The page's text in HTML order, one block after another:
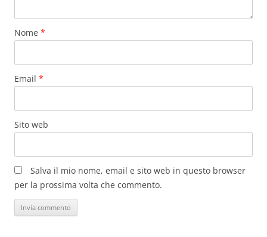
Nome *
Email *
Sito web
Salva il mio nome, email e sito web in questo browser
per la prossima volta che commento.